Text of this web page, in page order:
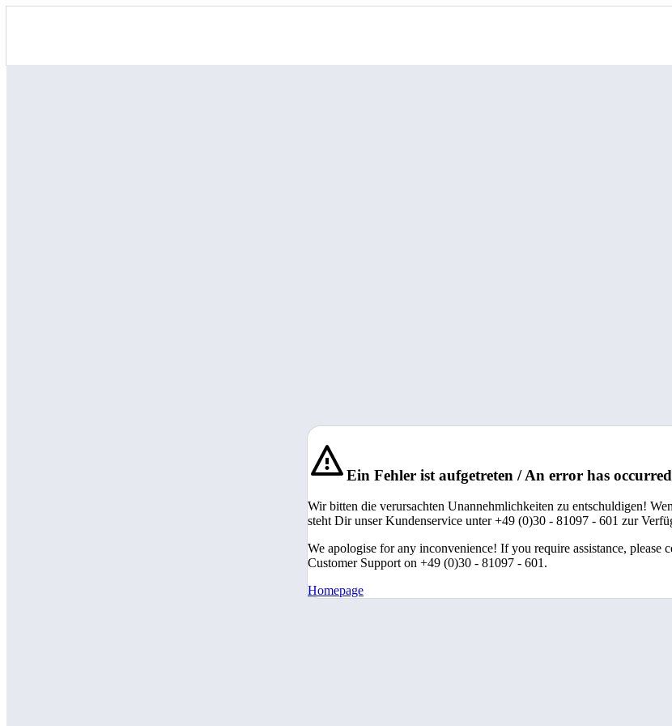
Ein Fehler ist aufgetreten / An error has occurred
Wir bitten die verursachten Unannehmlichkeiten zu entschuldigen!
steht Dir unser Kundenservice unter +49 (0)30 - 81097 - 601 zur
We apologise for any inconvenience! If you require assistance, please
Customer Support on +49 (0)30 - 81097 - 601.
Homepage